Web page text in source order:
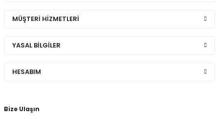
Bize Ulaşın
MÜŞTERİ HİZMETLERİ
YASAL BİLGİLER
HESABIM